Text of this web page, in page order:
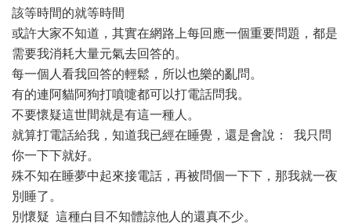
該等時間的就等時間
或許大家不知道，其實在網路上每回應一個重要問題，都是
需要我消耗大量元氣去回答的。
每一個人看我回答的輕鬆，所以也樂的亂問。
有的連阿貓阿狗打噴嚏都可以打電話問我。
不要懷疑這世間就是有這一種人。
就算打電話給我，知道我已經在睡覺，還是會說：
我只問
你一下下就好。
殊不知在睡夢中起來接電話，再被問個一下下，那我就一夜
別睡了。
別懷疑 這種白目不知體諒他人的還真不少。